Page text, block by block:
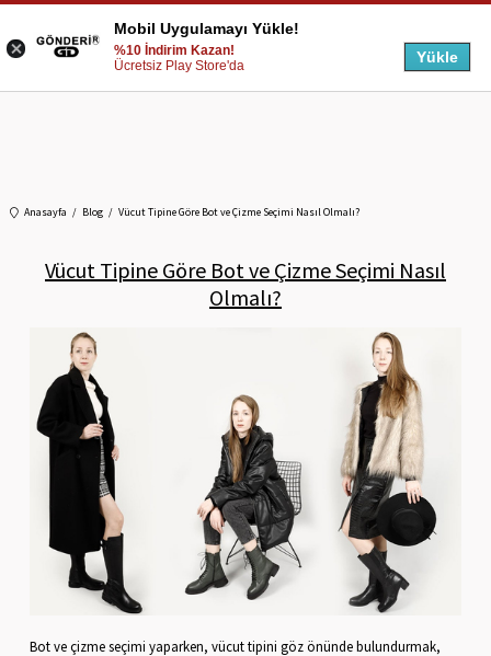
Anasayfa Blog Vücut Tipine Göre Bot ve Çizme Seçimi Nasıl Olmalı?
Vücut Tipine Göre Bot ve Çizme Seçimi Nasıl
Olmalı?
Bot ve çizme seçimi yaparken, vücut tipini göz önünde bulundurmak,
Mobil Uygulamayı Yükle!
%10 İndirim Kazan!
Ücretsiz Play Store'da
Yükle